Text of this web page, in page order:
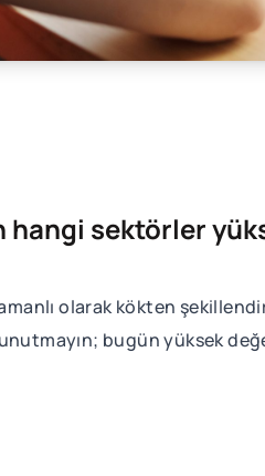
hangi sektörler
olarak kökten
bugün yüksek